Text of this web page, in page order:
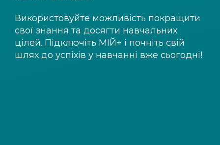
Використовуйте можливість покращити
свої знання та досягти навчальних
цілей. Підключіть МІЙ+ і почніть свій
шлях до успіхів у навчанні вже сьогодні!